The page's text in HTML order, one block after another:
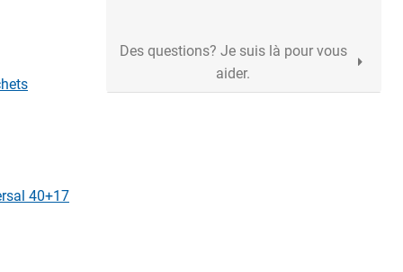
40+17
Des questions? Je suis là pour vous
aider.